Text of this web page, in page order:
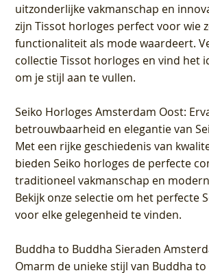
uitzonderlijke vakmanschap en
zijn Tissot horloges perfect voor wie
functionaliteit als mode waardeert.
collectie Tissot horloges en vind het
om je stijl aan te vullen.
Seiko Horloges Amsterdam Oost:
betrouwbaarheid en elegantie van
Met een rijke geschiedenis van
bieden Seiko horloges de perfecte
traditioneel vakmanschap en
Bekijk onze selectie om het perfecte
voor elke gelegenheid te vinden.
Buddha to Buddha Sieraden
Omarm de unieke stijl van Buddha